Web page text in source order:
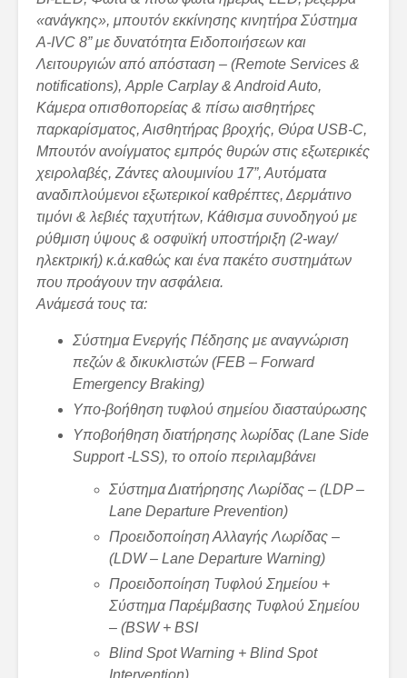
«ανάγκης», μπουτόν εκκίνησης κινητήρα Σύστημα
A-IVC 8” με δυνατότητα Ειδοποιήσεων και
Λειτουργιών από απόσταση – (Remote Services &
notifications), Apple Carplay & Android Auto,
Κάμερα οπισθοπορείας & πίσω αισθητήρες
παρκαρίσματος, Αισθητήρας βροχής, Θύρα USB-C,
Μπουτόν ανοίγματος εμπρός θυρών στις εξωτερικές
χειρολαβές, Ζάντες αλουμινίου 17”, Αυτόματα
αναδιπλούμενοι εξωτερικοί καθρέπτες, Δερμάτινο
τιμόνι & λεβιές ταχυτήτων, Κάθισμα συνοδηγού με
ρύθμιση ύψους & οσφυϊκή υποστήριξη (2-way/
ηλεκτρική) κ.ά.καθώς και ένα πακέτο συστημάτων
που προάγουν την ασφάλεια.
Ανάμεσά τους τα:
Σύστημα Ενεργής Πέδησης με αναγνώριση
πεζών & δικυκλιστών (FEB – Forward
Emergency Braking)
Υπο-βοήθηση τυφλού σημείου διασταύρωσης
Υποβοήθηση διατήρησης λωρίδας (Lane Side
Support -LSS), το οποίο περιλαμβάνει
Σύστημα Διατήρησης Λωρίδας – (LDP –
Lane Departure Prevention)
Προειδοποίηση Αλλαγής Λωρίδας –
(LDW – Lane Departure Warning)
Προειδοποίηση Τυφλού Σημείου +
Σύστημα Παρέμβασης Τυφλού Σημείου
– (BSW + BSI
Blind Spot Warning + Blind Spot